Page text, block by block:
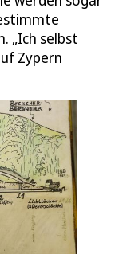
„Ich selbst
Zypern